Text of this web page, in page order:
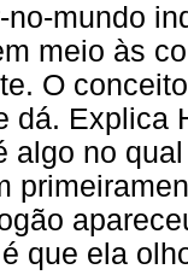
no-mundo
meio às
O
dá. Explica
algo no
que ela